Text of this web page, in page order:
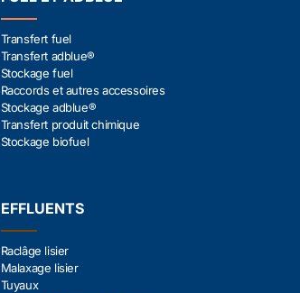
Transfert fuel
Transfert adblue®
Stockage fuel
Raccords et autres accessoires
Stockage adblue®
Transfert produit chimique
Stockage biofuel
EFFLUENTS
Raclâge lisier
Malaxage lisier
Tuyaux